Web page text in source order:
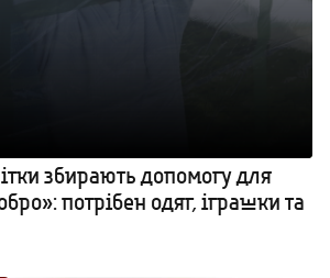
збирають допомогу для
потрібен одяг, іграшки та